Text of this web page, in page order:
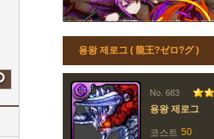
용왕 제로그 ( 龍王?ゼロ?グ )
No. 683
용왕 제로그
코스트 50